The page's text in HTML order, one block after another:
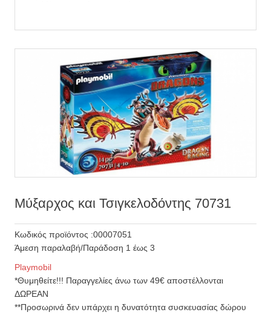
Μύξαρχος και Τσιγκελοδόντης 70731
Κωδικός προϊόντος :00007051
Άμεση παραλαβή/Παράδοση 1 έως 3
Playmobil
*Θυμηθείτε!!! Παραγγελίες άνω των 49€ αποστέλλονται
ΔΩΡΕΑΝ
**Προσωρινά δεν υπάρχει η δυνατότητα συσκευασίας δώρου